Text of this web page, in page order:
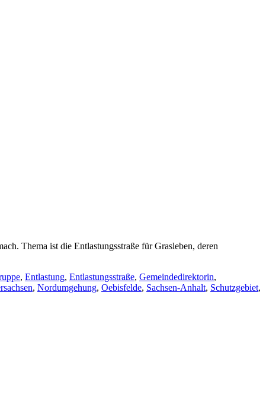
Thema ist die Entlastungsstraße für Grasleben, deren
, Entlastung, Entlastungsstraße, Gemeindedirektorin,
, Nordumgehung, Oebisfelde, Sachsen-Anhalt, Schutzgebiet,